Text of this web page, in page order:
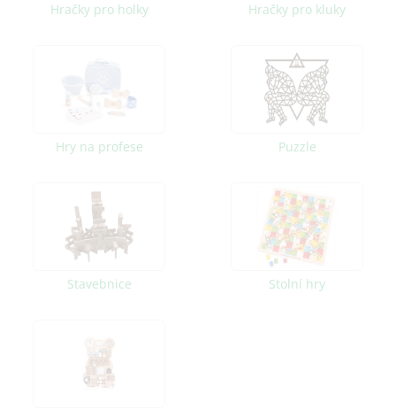
Hračky pro holky Hračky pro kluky
Hry na profese Puzzle
Stavebnice Stolní hry